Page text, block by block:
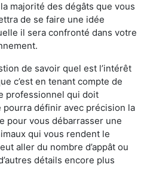
majorité des dégâts que vous
de se faire une idée
il sera confronté dans votre
de savoir quel est l’intérêt
c’est en tenant compte de
professionnel qui doit
définir avec précision la
pour vous débarrasser une
qui vous rendent le
aller du nombre d’appât ou
détails encore plus